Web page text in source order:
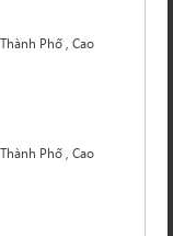
Phố , Cao
Phố , Cao